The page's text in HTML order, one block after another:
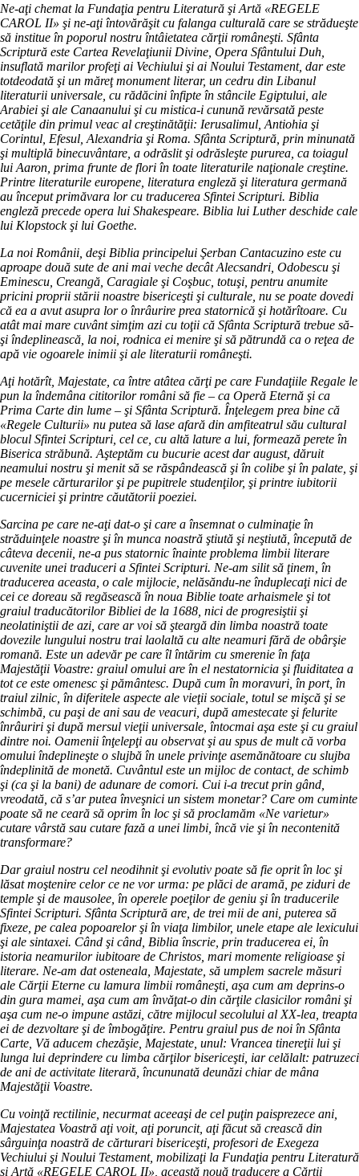
Ne-aţi chemat la Fundaţia pentru Literatură şi Artă «REGELE
CAROL II» şi ne-aţi întovărăşit cu falanga culturală care se strădueşte
să institue în poporul nostru întâietatea cărţii româneşti. Sfânta
Scriptură este Cartea Revelaţiunii Divine, Opera Sfântului Duh,
insuflată marilor profeţi ai Vechiului şi ai Noului Testament, dar este
totdeodată şi un măreţ monument literar, un cedru din Libanul
literaturii universale, cu rădăcini înfipte în stâncile Egiptului, ale
Arabiei şi ale Canaanului şi cu mistica-i cunună revărsată peste
cetăţile din primul veac al creştinătăţii: Ierusalimul, Antiohia şi
Corintul, Efesul, Alexandria şi Roma. Sfânta Scriptură, prin minunată
şi multiplă binecuvântare, a odrăslit şi odrăsleşte pururea, ca toiagul
lui Aaron, prima frunte de flori în toate literaturile naţionale creştine.
Printre literaturile europene, literatura engleză şi literatura germană
au început primăvara lor cu traducerea Sfintei Scripturi. Biblia
engleză precede opera lui Shakespeare. Biblia lui Luther deschide cale
lui Klopstock şi lui Goethe.
La noi Românii, deşi Biblia principelui Şerban Cantacuzino este cu
aproape două sute de ani mai veche decât Alecsandri, Odobescu şi
Eminescu, Creangă, Caragiale şi Coşbuc, totuşi, pentru anumite
pricini proprii stării noastre bisericeşti şi culturale, nu se poate dovedi
că ea a avut asupra lor o înrâurire prea statornică şi hotărîtoare. Cu
atât mai mare cuvânt simţim azi cu toţii că Sfânta Scriptură trebue să-
şi îndeplinească, la noi, rodnica ei menire şi să pătrundă ca o reţea de
apă vie ogoarele inimii şi ale literaturii româneşti.
Aţi hotărît, Majestate, ca între atâtea cărţi pe care Fundaţiile Regale le
pun la îndemâna cititorilor români să fie – ca Operă Eternă şi ca
Prima Carte din lume – şi Sfânta Scriptură. Înţelegem prea bine că
«Regele Culturii» nu putea să lase afară din amfiteatrul său cultural
blocul Sfintei Scripturi, cel ce, cu altă lature a lui, formează perete în
Biserica străbună. Aşteptăm cu bucurie acest dar august, dăruit
neamului nostru şi menit să se răspândească şi în colibe şi în palate, şi
pe mesele cărturarilor şi pe pupitrele studenţilor, şi printre iubitorii
cucerniciei şi printre căutătorii poeziei.
Sarcina pe care ne-aţi dat-o şi care a însemnat o culminaţie în
străduinţele noastre şi în munca noastră ştiută şi neştiută, începută de
câteva decenii, ne-a pus statornic înainte problema limbii literare
cuvenite unei traduceri a Sfintei Scripturi. Ne-am silit să ţinem, în
traducerea aceasta, o cale mijlocie, nelăsăndu-ne înduplecaţi nici de
cei ce doreau să regăsească în noua Biblie toate arhaismele şi tot
graiul traducătorilor Bibliei de la 1688, nici de progresiştii şi
neolatiniştii de azi, care ar voi să şteargă din limba noastră toate
dovezile lungului nostru trai laolaltă cu alte neamuri fără de obârşie
romană. Este un adevăr pe care îl întărim cu smerenie în faţa
Majestăţii Voastre: graiul omului are în el nestatornicia şi fluiditatea a
tot ce este omenesc şi pământesc. După cum în moravuri, în port, în
traiul zilnic, în diferitele aspecte ale vieţii sociale, totul se mişcă şi se
schimbă, cu paşi de ani sau de veacuri, după amestecate şi felurite
înrâuriri şi după mersul vieţii universale, întocmai aşa este şi cu graiul
dintre noi. Oamenii înţelepţi au observat şi au spus de mult că vorba
omului îndeplineşte o slujbă în unele privinţe asemănătoare cu slujba
îndeplinită de monetă. Cuvântul este un mijloc de contact, de schimb
şi (ca şi la bani) de adunare de comori. Cui i-a trecut prin gând,
vreodată, că s’ar putea înveşnici un sistem monetar? Care om cuminte
poate să ne ceară să oprim în loc şi să proclamăm «Ne varietur»
cutare vârstă sau cutare fază a unei limbi, încă vie şi în necontenită
transformare?
Dar graiul nostru cel neodihnit şi evolutiv poate să fie oprit în loc şi
lăsat moştenire celor ce ne vor urma: pe plăci de aramă, pe ziduri de
temple şi de mausolee, în operele poeţilor de geniu şi în traducerile
Sfintei Scripturi. Sfânta Scriptură are, de trei mii de ani, puterea să
fixeze, pe calea popoarelor şi în viaţa limbilor, unele etape ale lexicului
şi ale sintaxei. Când şi când, Biblia înscrie, prin traducerea ei, în
istoria neamurilor iubitoare de Christos, mari momente religioase şi
literare. Ne-am dat osteneala, Majestate, să umplem sacrele măsuri
ale Cărţii Eterne cu lamura limbii româneşti, aşa cum am deprins-o
din gura mamei, aşa cum am învăţat-o din cărţile clasicilor români şi
aşa cum ne-o impune astăzi, către mijlocul secolului al XX-lea, treapta
ei de dezvoltare şi de îmbogăţire. Pentru graiul pus de noi în Sfânta
Carte, Vă aducem chezăşie, Majestate, unul: Vrancea tinereţii lui şi
lunga lui deprindere cu limba cărţilor bisericeşti, iar celălalt: patruzeci
de ani de activitate literară, încununată deunăzi chiar de mâna
Majestăţii Voastre.
Cu voinţă rectilinie, necurmat aceeaşi de cel puţin paisprezece ani,
Majestatea Voastră aţi voit, aţi poruncit, aţi făcut să crească din
sârguinţa noastră de cărturari bisericeşti, profesori de Exegeza
Vechiului şi Noului Testament, mobilizaţi la Fundaţia pentru Literatură
şi Artă «REGELE CAROL II», această nouă traducere a Cărţii